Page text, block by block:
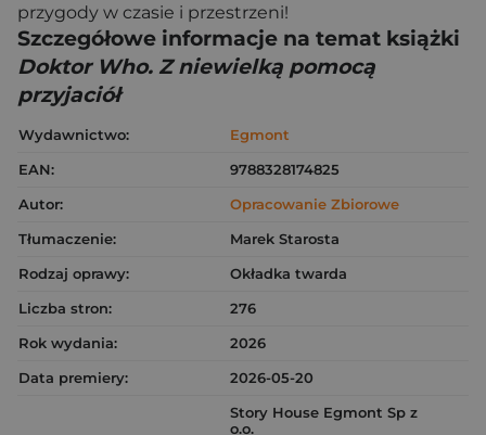
przygody w czasie i przestrzeni!
Szczegółowe informacje na temat książki
Doktor Who. Z niewielką pomocą
przyjaciół
Wydawnictwo:
Egmont
EAN:
9788328174825
Autor:
Opracowanie Zbiorowe
Tłumaczenie:
Marek Starosta
Rodzaj oprawy:
Okładka twarda
Liczba stron:
276
Rok wydania:
2026
Data premiery:
2026-05-20
Story House Egmont Sp z
o.o.